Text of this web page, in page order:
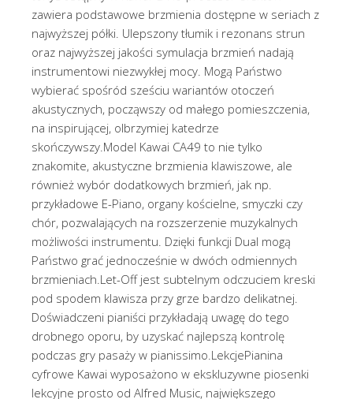
zawiera podstawowe brzmienia dostępne w seriach z
najwyższej półki. Ulepszony tłumik i rezonans strun
oraz najwyższej jakości symulacja brzmień nadają
instrumentowi niezwykłej mocy. Mogą Państwo
wybierać spośród sześciu wariantów otoczeń
akustycznych, począwszy od małego pomieszczenia,
na inspirującej, olbrzymiej katedrze
skończywszy.Model Kawai CA49 to nie tylko
znakomite, akustyczne brzmienia klawiszowe, ale
również wybór dodatkowych brzmień, jak np.
przykładowe E-Piano, organy kościelne, smyczki czy
chór, pozwalających na rozszerzenie muzykalnych
możliwości instrumentu. Dzięki funkcji Dual mogą
Państwo grać jednocześnie w dwóch odmiennych
brzmieniach.Let-Off jest subtelnym odczuciem kreski
pod spodem klawisza przy grze bardzo delikatnej.
Doświadczeni pianiści przykładają uwagę do tego
drobnego oporu, by uzyskać najlepszą kontrolę
podczas gry pasaży w pianissimo.LekcjePianina
cyfrowe Kawai wyposażono w ekskluzywne piosenki
lekcyjne prosto od Alfred Music, największego